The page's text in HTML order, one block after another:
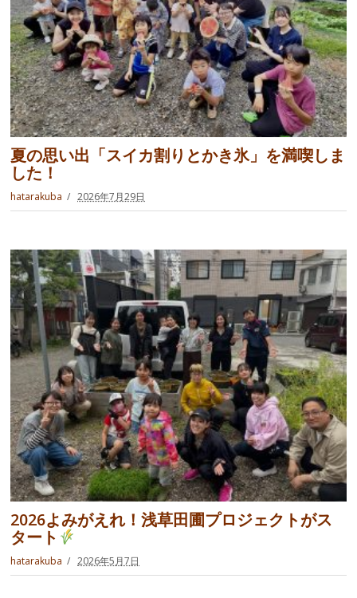
夏の思い出「スイカ割りとかき氷」を満喫しま
した！
hatarakuba 2026年7月29日
2026よみがえれ！浅草田圃プロジェクトがス
タート
hatarakuba 2026年5月7日